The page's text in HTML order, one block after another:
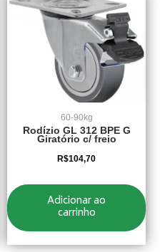
60-90kg
Rodízio GL 312 BPE G
Giratório c/ freio
R$104,70
Adicionar ao
carrinho